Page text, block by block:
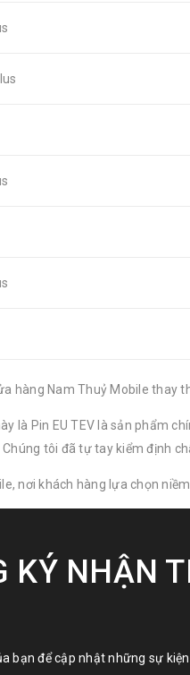
hàng Nam Thuỷ Mobile thay
là Pin EU TEV là sản phẩm
tôi đã tự tay kiểm định
nơi khách hàng lựa chọn
KÝ NHẬN
bạn để cập nhật những sự